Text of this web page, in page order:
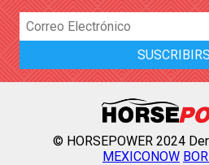
© HORSEPOWER 2024
MEXICONOW